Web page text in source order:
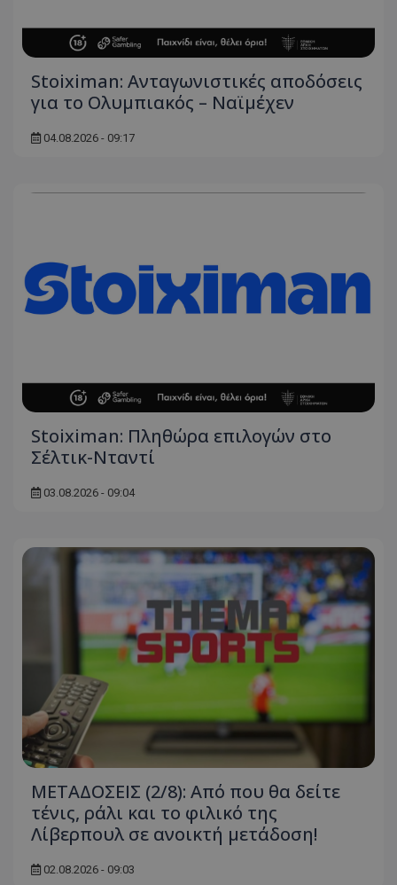
Stoiximan: Ανταγωνιστικές αποδόσεις
για το Ολυμπιακός – Ναϊμέχεν
04.08.2026 - 09:17
Stoiximan: Πληθώρα επιλογών στο
Σέλτικ-Νταντί
03.08.2026 - 09:04
ΜΕΤΑΔΟΣΕΙΣ (2/8): Από που θα δείτε
τένις, ράλι και το φιλικό της
Λίβερπουλ σε ανοικτή μετάδοση!
02.08.2026 - 09:03